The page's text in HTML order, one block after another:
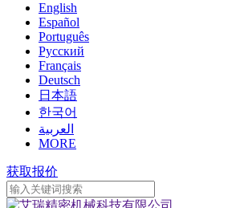
English
Español
Português
Pусский
Français
Deutsch
日本語
한국어
العربية
MORE
获取报价